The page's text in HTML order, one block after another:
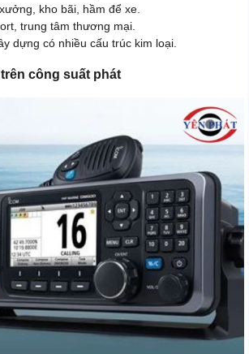
kho bãi, hầm để xe.
trung tâm thương mại.
dựng có nhiều cấu trúc kim loại.
công suất phát